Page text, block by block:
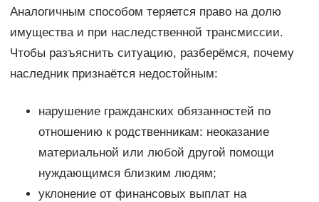
Аналогичным способом теряется право на долю
имущества и при наследственной трансмиссии.
Чтобы разъяснить ситуацию, разберёмся, почему
наследник признаётся недостойным:
нарушение гражданских обязанностей по
отношению к родственникам: неоказание
материальной или любой другой помощи
нуждающимся близким людям;
уклонение от финансовых выплат на